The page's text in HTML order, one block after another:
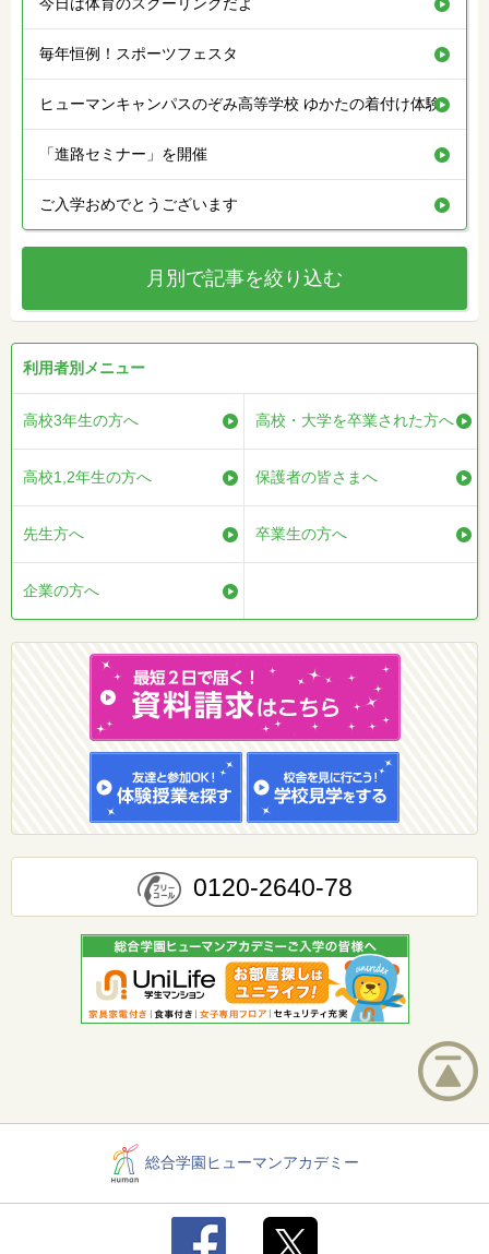
毎年恒例！スポーツフェスタ
ヒューマンキャンパスのぞみ高等学校 ゆかたの着付け体験
「進路セミナー」を開催
ご入学おめでとうございます
月別で記事を絞り込む
利用者別メニュー
高校3年生の方へ 高校・大学を卒業された方へ
高校1,2年生の方へ 保護者の皆さまへ
先生方へ 卒業生の方へ
企業の方へ
0120-2640-78
総合学園ヒューマンアカデミー